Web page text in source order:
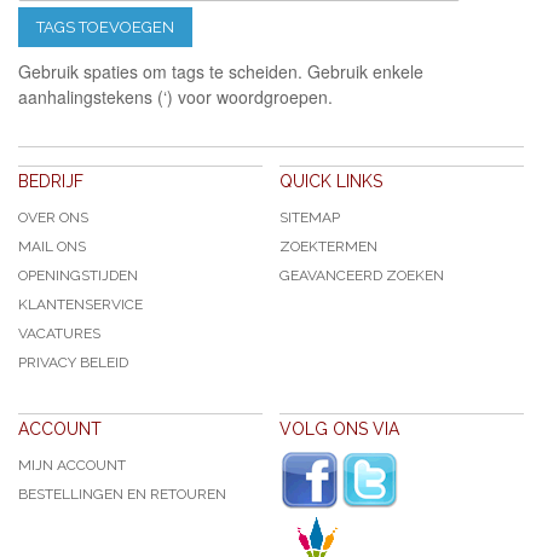
TAGS TOEVOEGEN
Gebruik spaties om tags te scheiden. Gebruik enkele
aanhalingstekens (‘) voor woordgroepen.
BEDRIJF
OVER ONS
MAIL ONS
OPENINGSTIJDEN
KLANTENSERVICE
VACATURES
PRIVACY BELEID
QUICK LINKS
SITEMAP
ZOEKTERMEN
GEAVANCEERD ZOEKEN
ACCOUNT
MIJN ACCOUNT
BESTELLINGEN EN RETOUREN
VOLG ONS VIA